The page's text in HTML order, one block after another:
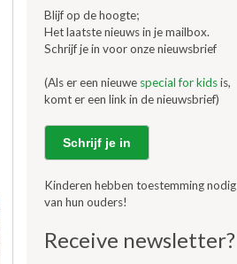
Blijf op de hoogte;
Het laatste nieuws in je mailbox.
Schrijf je in voor onze nieuwsbrief
(Als er een nieuwe special for kidsis,
komt er een link in de nieuwsbrief)
Schrijf je in
Kinderen hebben toestemming nodig
van hun ouders!
Receive newsletter?